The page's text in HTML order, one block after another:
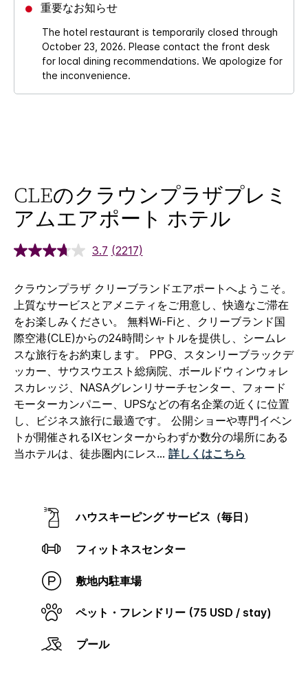
重要なお知らせ
The hotel restaurant is temporarily closed through
October 23, 2026. Please contact the front desk
for local dining recommendations. We apologize for
the inconvenience.
CLEのクラウンプラザプレミ
アムエアポート ホテル
3.7 (2217)
クラウンプラザ クリーブランドエアポートへようこそ。
上質なサービスとアメニティをご用意し、快適なご滞在
をお楽しみください。 無料Wi-Fiと、クリーブランド国
際空港(CLE)からの24時間シャトルを提供し、シームレ
スな旅行をお約束します。 PPG、スタンリーブラックデ
ッカー、サウスウエスト総病院、ボールドウィンウォレ
スカレッジ、NASAグレンリサーチセンター、フォード
モーターカンパニー、UPSなどの有名企業の近くに位置
し、ビジネス旅行に最適です。 公開ショーや専門イベン
トが開催されるIXセンターからわずか数分の場所にある
当ホテルは、徒歩圏内にレス... 詳しくはこちら
ハウスキーピング サービス（毎日）
フィットネスセンター
敷地内駐車場
ペット・フレンドリー (75 USD / stay)
プール